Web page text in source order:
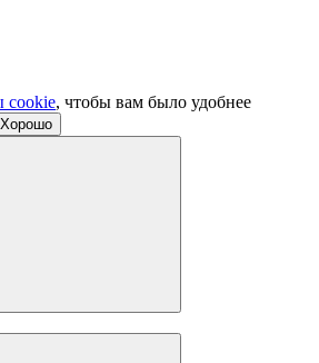
cookie, чтобы вам было удобнее
Хорошо